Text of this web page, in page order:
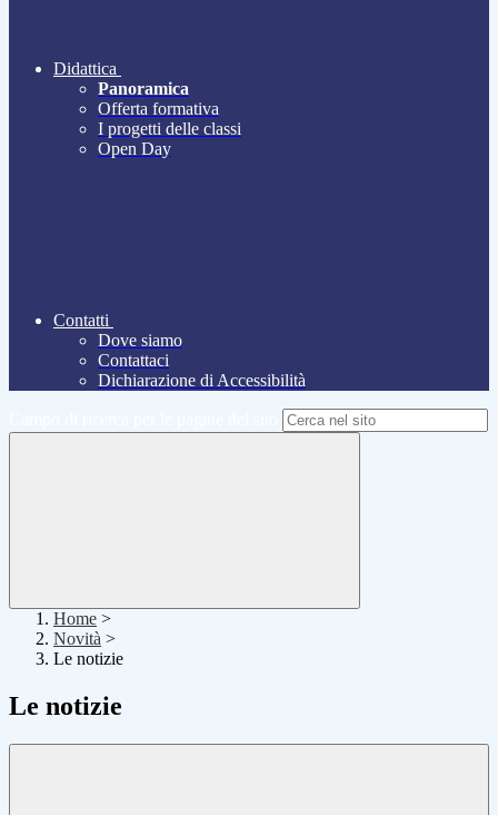
Didattica
Panoramica
Offerta formativa
I progetti delle classi
Open Day
Contatti
Dove siamo
Contattaci
Dichiarazione di Accessibilità
Home >
Novità >
Le notizie
Le notizie